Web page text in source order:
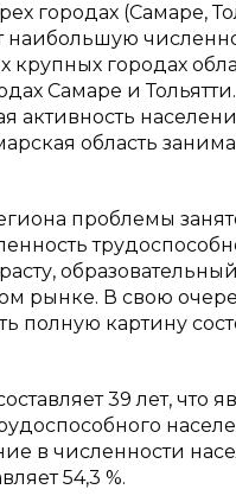
городах (Самаре,
городах
Самаре и
область
проблемы
В свою
полную картину
39 лет, что
в численности
54,3 %.